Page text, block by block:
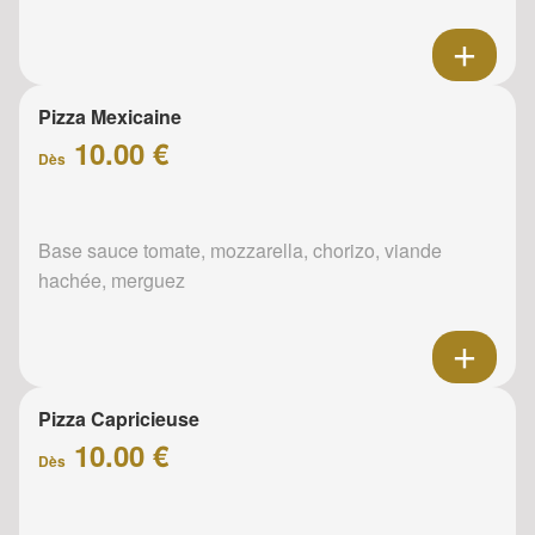
Pizza Mexicaine
Dès 10.00 €
Base sauce tomate, mozzarella, chorizo, viande
hachée, merguez
Pizza Capricieuse
Dès 10.00 €